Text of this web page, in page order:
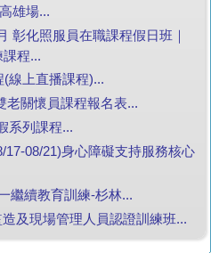
雄場...
彰化照服員在職課程假日班｜
程...
線上直播課程)...
老關懷員課程報名表...
系列課程...
17-08/21)身心障礙支持服務核心
繼續教育訓練-杉林...
及現場管理人員認證訓練班...